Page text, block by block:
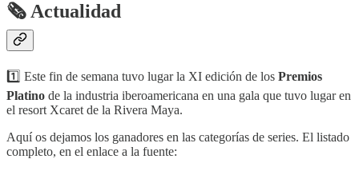
🗞 Actualidad
1️⃣ Este fin de semana tuvo lugar la XI edición de los Premios
Platino de la industria iberoamericana en una gala que tuvo lugar en
el resort Xcaret de la Rivera Maya.
Aquí os dejamos los ganadores en las categorías de series. El listado
completo, en el enlace a la fuente: